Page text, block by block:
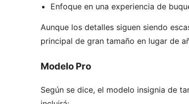
Enfoque en una experiencia de
Aunque los detalles siguen siendo
principal de gran tamaño en lugar de
Modelo Pro
Según se dice, el modelo insignia de